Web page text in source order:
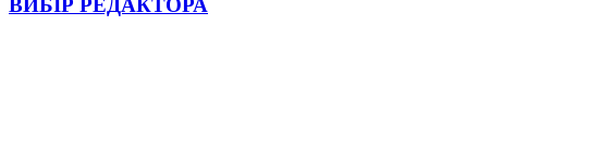
ВИБІР РЕДАКТОРА